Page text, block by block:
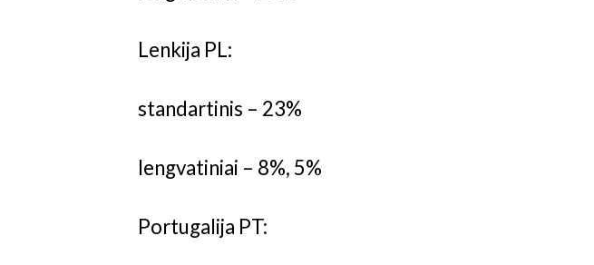
Lenkija PL:
standartinis – 23%
lengvatiniai – 8%, 5%
Portugalija PT: